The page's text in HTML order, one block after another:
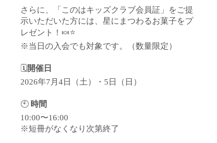
さらに、「このはキッズクラブ会員証」をご提
示いただいた方には、星にまつわるお菓子をプ
レゼント！🍬⭐
※当日の入会でも対象です。（数量限定）
🗓️ 開催日
2026年7月4日（土）・5日（日）
🕙 時間
10:00〜16:00
※短冊がなくなり次第終了